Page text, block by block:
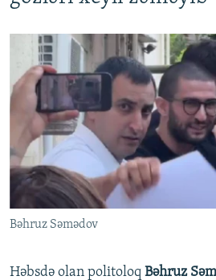
Bəhruz Səmədov
Həbsdə olan politoloq Bəhruz